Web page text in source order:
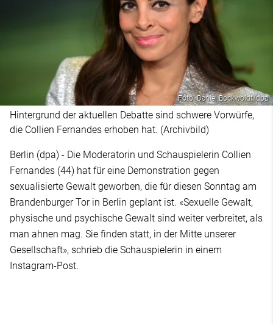
Foto: Daniel Bockwoldt/dpa
Hintergrund der aktuellen Debatte sind schwere Vorwürfe,
die Collien Fernandes erhoben hat. (Archivbild)
Berlin (dpa) - Die Moderatorin und Schauspielerin Collien
Fernandes (44) hat für eine Demonstration gegen
sexualisierte Gewalt geworben, die für diesen Sonntag am
Brandenburger Tor in Berlin geplant ist. «Sexuelle Gewalt,
physische und psychische Gewalt sind weiter verbreitet, als
man ahnen mag. Sie finden statt, in der Mitte unserer
Gesellschaft», schrieb die Schauspielerin in einem
Instagram-Post.